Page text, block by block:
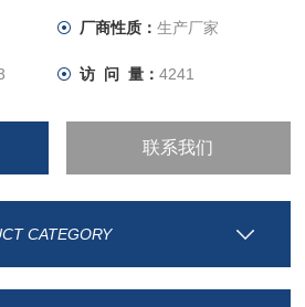
厂商性质： 生产厂家
访 问 量： 4241
联系我们
CATEGORY